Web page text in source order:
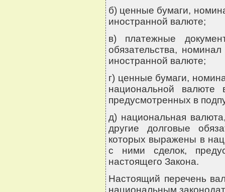
б) ценные бумаги,
иностранной валюте;
в) платежные
обязательства,
иностранной валюте;
г) ценные бумаги,
национальной
предусмотренных в
д) национальная
другие долговые
которых выражены в
с ними сделок,
настоящего Закона.
Настоящий перечень
национальным